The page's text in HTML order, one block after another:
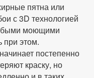
пятна или
с 3D технологией
моющими
при этом.
постепенно
краску, но